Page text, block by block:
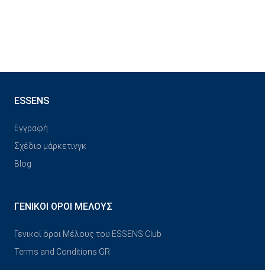
ESSENS
Εγγραφή
Σχέδιο μάρκετινγκ
Blog
ΓΕΝΙΚΟΊ ΌΡΟΙ ΜΈΛΟΥΣ
Γενικοί όροι Μέλους του ESSENS Club
Terms and Conditions GR